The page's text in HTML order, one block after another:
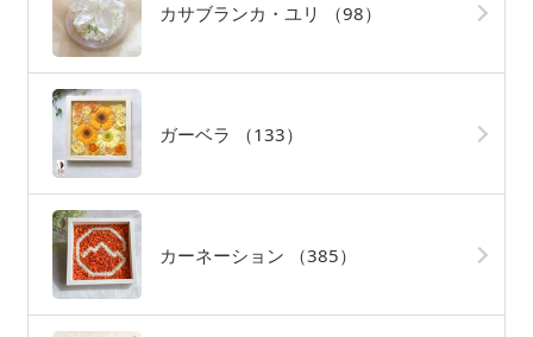
カサブランカ・ユリ （98）
ガーベラ （133）
カーネーション （385）